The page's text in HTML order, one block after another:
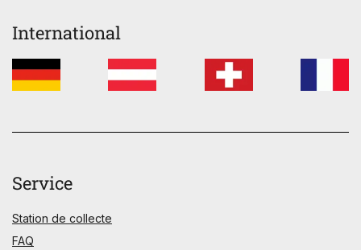
International
Service
Station de collecte
FAQ